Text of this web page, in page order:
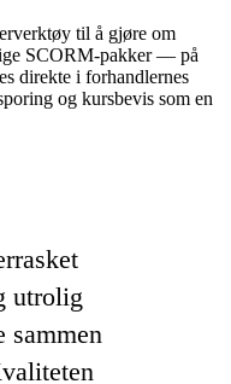
til å gjøre om
SCORM-pakker — på
direkte i forhandlernes
og kursbevis som en
utrolig
sammen